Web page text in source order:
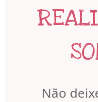
Não